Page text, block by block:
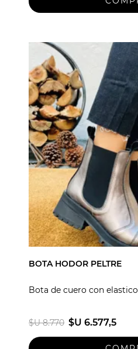
BOTA HODOR PELTRE
Bota de cuero con elastico
$U 8.770 $U 6.577,5